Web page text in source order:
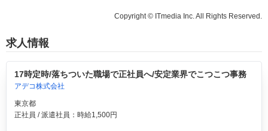
Copyright © ITmedia Inc. All Rights Reserved.
求人情報
17時定時/落ちついた職場で正社員へ/安定業界でこつこつ事務
アデコ株式会社
東京都
正社員 / 派遣社員：時給1,500円